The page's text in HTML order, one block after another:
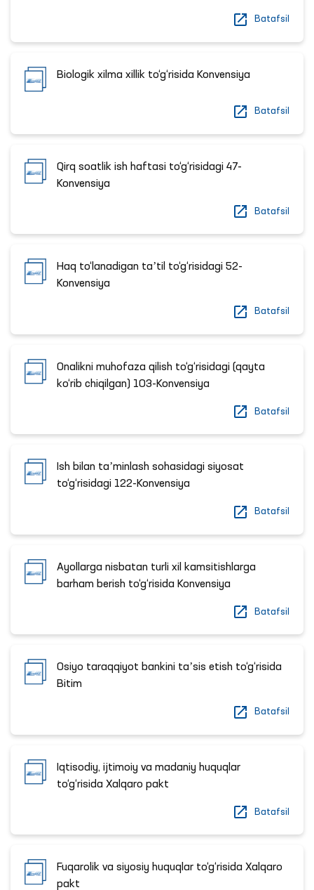
Batafsil
Biologik xilma xillik to‘g‘risida Konvensiya
Batafsil
Qirq soatlik ish haftasi to‘g‘risidagi 47-
Konvensiya
Batafsil
Haq to‘lanadigan taʼtil to‘g‘risidagi 52-
Konvensiya
Batafsil
Onalikni muhofaza qilish to‘g‘risidagi (qayta
ko‘rib chiqilgan) 103-Konvensiya
Batafsil
Ish bilan taʼminlash sohasidagi siyosat
to‘g‘risidagi 122-Konvensiya
Batafsil
Ayollarga nisbatan turli xil kamsitishlarga
barham berish to‘g‘risida Konvensiya
Batafsil
Osiyo taraqqiyot bankini taʼsis etish to‘g‘risida
Bitim
Batafsil
Iqtisodiy, ijtimoiy va madaniy huquqlar
to‘g‘risida Xalqaro pakt
Batafsil
Fuqarolik va siyosiy huquqlar to‘g‘risida Xalqaro
pakt